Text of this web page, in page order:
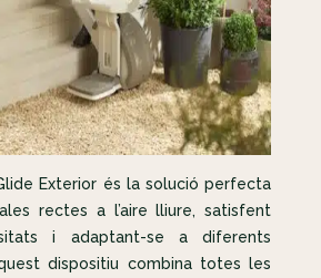
Exterior és la solució perfecta
rectes a l’aire lliure, satisfent
i adaptant-se a diferents
dispositiu combina totes les